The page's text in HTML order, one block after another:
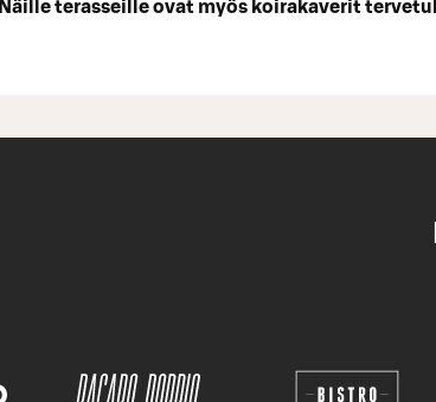
Näille terasseille ovat myös koirakaverit